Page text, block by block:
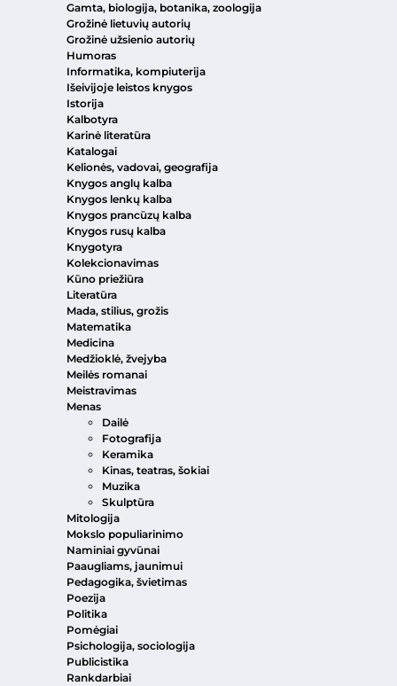
Gamta, biologija, botanika, zoologija
Grožinė lietuvių autorių
Grožinė užsienio autorių
Humoras
Informatika, kompiuterija
Išeivijoje leistos knygos
Istorija
Kalbotyra
Karinė literatūra
Katalogai
Kelionės, vadovai, geografija
Knygos anglų kalba
Knygos lenkų kalba
Knygos prancūzų kalba
Knygos rusų kalba
Knygotyra
Kolekcionavimas
Kūno priežiūra
Literatūra
Mada, stilius, grožis
Matematika
Medicina
Medžioklė, žvejyba
Meilės romanai
Meistravimas
Menas
Dailė
Fotografija
Keramika
Kinas, teatras, šokiai
Muzika
Skulptūra
Mitologija
Mokslo populiarinimo
Naminiai gyvūnai
Paaugliams, jaunimui
Pedagogika, švietimas
Poezija
Politika
Pomėgiai
Psichologija, sociologija
Publicistika
Rankdarbiai